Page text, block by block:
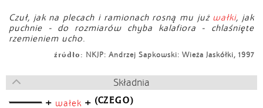
Czuł, jak na plecach i ramionach rosną mu już wałki, jak
puchnie - do rozmiarów chyba kalafiora - chlaśnięte
rzemieniem ucho.
źródło: NKJP: Andrzej Sapkowski: Wieża Jaskółki, 1997
Składnia
+ wałek + (CZEGO)